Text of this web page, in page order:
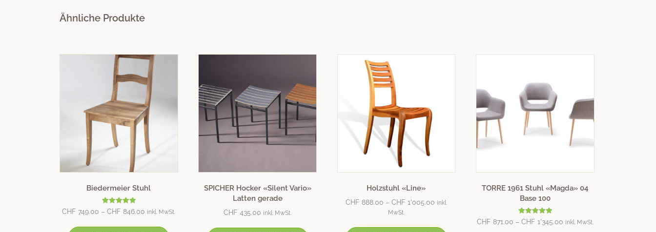
Ähnliche Produkte
Biedermeier Stuhl
Bewertet mit
5.00
CHF 749.00 –CHF 846.00 inkl. MwSt.
SPICHER Hocker «Silent Vario»
Latten gerade
CHF 435.00 inkl. MwSt.
Holzstuhl «Line»
CHF 888.00 – CHF 1'005.00 inkl.
MwSt.
TORRE 1961 Stuhl «Magda» 04
Base 100
Bewertet mit
5.00
CHF 871.00 – CHF 1'345.00 inkl. MwSt.